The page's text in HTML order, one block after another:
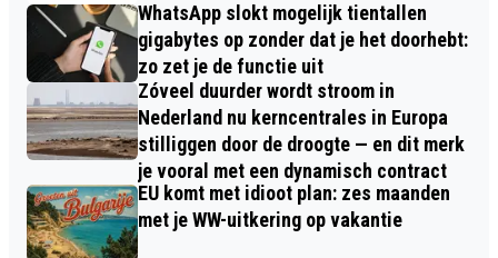
WhatsApp slokt mogelijk tientallen
gigabytes op zonder dat je het doorhebt:
zo zet je de functie uit
Zóveel duurder wordt stroom in
Nederland nu kerncentrales in Europa
stilliggen door de droogte — en dit merk
je vooral met een dynamisch contract
EU komt met idioot plan: zes maanden
met je WW-uitkering op vakantie